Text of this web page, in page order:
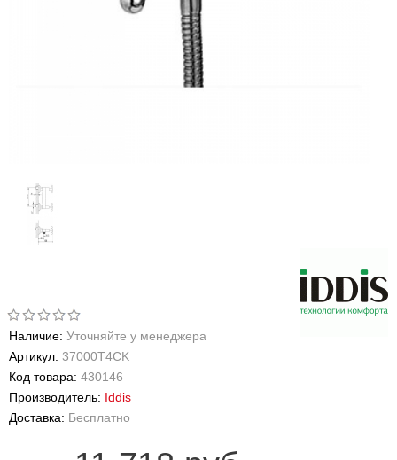
Наличие: Уточняйте у менеджера
Артикул: 37000Т4СK
Код товара: 430146
Производитель: Iddis
Доставка: Бесплатно